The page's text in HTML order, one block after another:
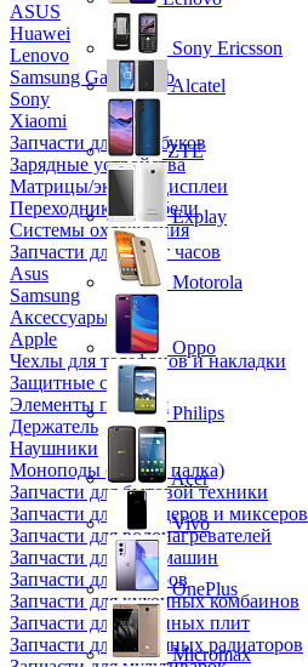
ASUS
Huawei
Lenovo
Samsung Galaxy Tab
Sony
Xiaomi
Запчасти для ноутбуков
Зарядные устройства
Матрицы/экраны/дисплеи
Переходники и кабели
Системы охлаждения
Запчасти для смарт часов
Asus
Samsung
Аксессуары
Apple
Чехлы для телефонов и накладки
Защитные стекла
Элементы питания
Держатель
Наушники
Моноподы (Селфи палка)
Запчасти для бытовой техники
Запчасти для блендеров и миксеров
Запчасти для водонагревателей
Запчасти для кофемашин
Запчасти для кулеров
Запчасти для кухонных комбаинов
Запчасти для кухонных плит
Запчасти для масляных радиаторов
Sony Ericsson
Alcatel
ZTE
Explay
Motorola
Oppo
Philips
Acer
Vivo
OnePlus
Micromax